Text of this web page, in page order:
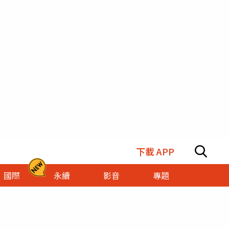
下載 APP
國際 永續 影音
專題